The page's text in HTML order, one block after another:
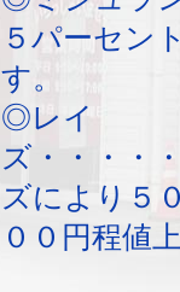
５パーセン
す。
◎レイ
ズ・・・・
ズにより５
００円程値